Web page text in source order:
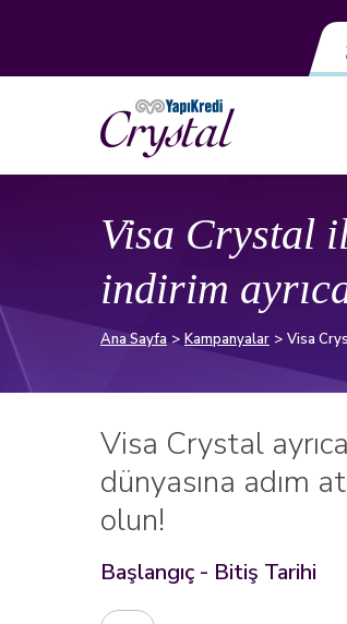
Visa Crystal
indirim
Ana Sayfa Kampanyalar Visa
Visa Crystal
dünyasına adım
olun!
Başlangıç - Bitiş Tarihi